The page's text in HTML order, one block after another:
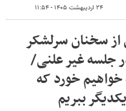
۲۴ اردیبهشت ۱۴۰۵ - ۱۱:۵۴
سخنان سرلشکر
جلسه غیر علنی/
خواهیم خورد که
ببریم